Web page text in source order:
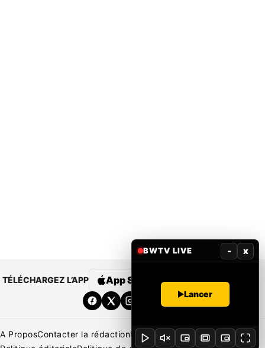
TÉLÉCHARGEZ L’APP App Store Google Play
A ProposContacter la rédactionRédaction Mentions légales
BWTV LIVE - x
Lancer